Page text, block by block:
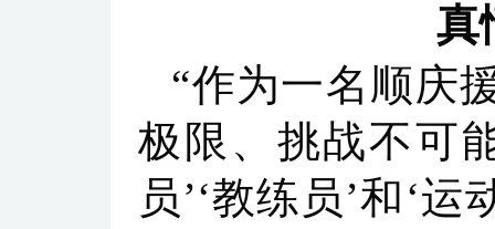
真
“作为一名顺庆
极限、挑战不可
员’‘教练员’和‘